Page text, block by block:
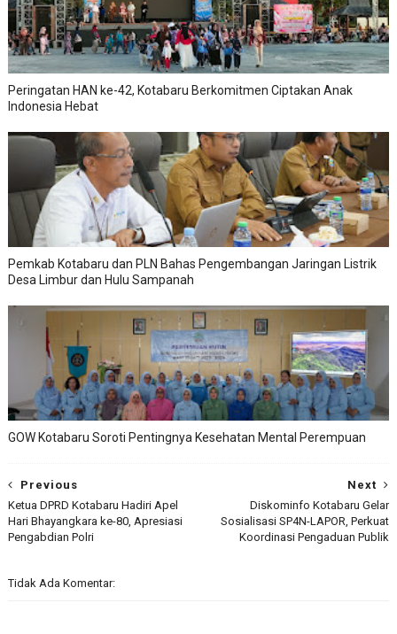
Peringatan HAN ke-42, Kotabaru Berkomitmen Ciptakan Anak
Indonesia Hebat
Pemkab Kotabaru dan PLN Bahas Pengembangan Jaringan Listrik
Desa Limbur dan Hulu Sampanah
GOW Kotabaru Soroti Pentingnya Kesehatan Mental Perempuan
Next
Diskominfo Kotabaru Gelar
Sosialisasi SP4N-LAPOR, Perkuat
Koordinasi Pengaduan Publik
Previous
Ketua DPRD Kotabaru Hadiri Apel
Hari Bhayangkara ke-80, Apresiasi
Pengabdian Polri
Tidak Ada Komentar: